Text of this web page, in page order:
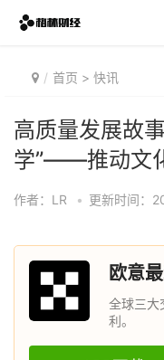
首页 > 快讯
高质量发展故
学”——推动文
作者：LR • 更新时间：
欧意
全球三大
利。